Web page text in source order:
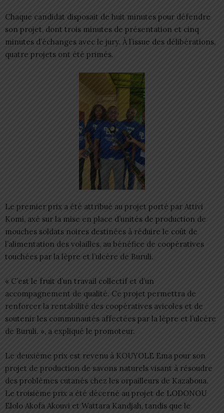
Chaque candidat disposait de huit minutes pour défendre
son projet, dont trois minutes de présentation et cinq
minutes d’échanges avec le jury. À l’issue des délibérations,
quatre projets ont été primés.
Le premier prix a été attribué au projet porté par Attivi
Komi, axé sur la mise en place d’unités de production de
mouches soldats noires destinées à réduire le coût de
l’alimentation des volailles, au bénéfice de coopératives
touchées par la lèpre et l’ulcère de Buruli.
« C’est le fruit d’un travail collectif et d’un
accompagnement de qualité. Ce projet permettra de
renforcer la rentabilité des coopératives avicoles et de
soutenir les communautés affectées par la lèpre et l’ulcère
de Buruli. », a expliqué le promoteur.
Le deuxième prix est revenu à KOUYOLE Ema pour son
projet de production de savons naturels visant à résoudre
des problèmes cutanés chez les orpailleurs de Kazaboua.
Le troisième prix a été décerné au projet de LODONOU
Elolo Akofa Akouvi et Wattara Kandjah, tandis que le